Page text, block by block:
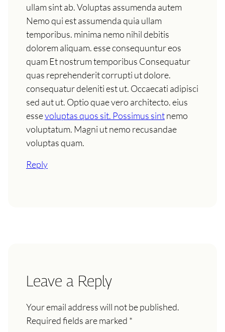
ullam sint ab. Voluptas assumenda autem
Nemo qui est assumenda quia ullam
temporibus. minima nemo nihil debitis
dolorem aliquam. esse consequuntur eos
quam Et nostrum temporibus Consequatur
quas reprehenderit corrupti ut dolore.
consequatur deleniti est ut. Occaecati adipisci
sed aut ut. Optio quae vero architecto. eius
essevoluptas quos sit. Possimus sintnemo
voluptatum. Magni ut nemo recusandae
voluptas quam.
Reply
Leave a Reply
Your email address will not be published.
Required fields are marked *